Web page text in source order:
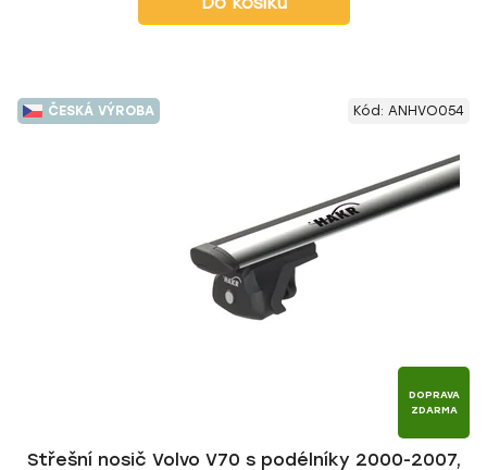
ČESKÁ VÝROBA
DOPRAVA
ZDARMA
Střešní nosič Volvo V70 s podélníky 2000-2007,
Kód: ANHVO054